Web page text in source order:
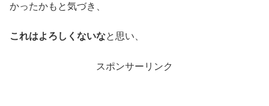
かったかもと気づき、
これはよろしくないなと思い、
スポンサーリンク